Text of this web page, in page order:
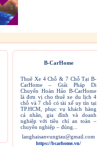
B-CarHome
Thuê Xe 4 Chỗ & 7 Chỗ Tại B-
CarHome – Giải Pháp Di
Chuyển Hoàn Hảo B-CarHome
là đơn vị cho thuê xe du lịch 4
chỗ và 7 chỗ có tài xế uy tín tại
TP.HCM, phục vụ khách hàng
cá nhân, gia đình và doanh
nghiệp với tiêu chí an toàn –
chuyên nghiệp – đúng...
langhaisanvungtau@gmail.com
https://bcarhome.vn/